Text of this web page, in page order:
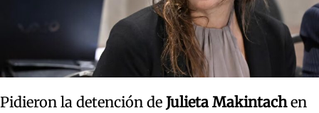
Pidieron la detención de Julieta Makintachen